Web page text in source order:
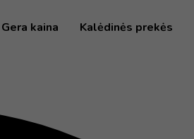
Gera kaina Kalėdinės prekės